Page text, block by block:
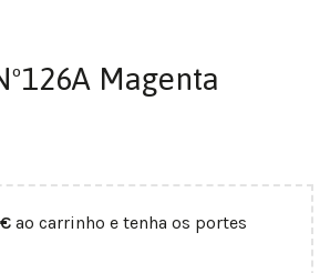
Magenta
€ ao carrinho e tenha os portes